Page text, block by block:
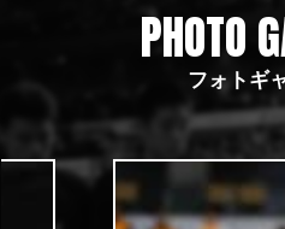
PHOTO
フォトギ